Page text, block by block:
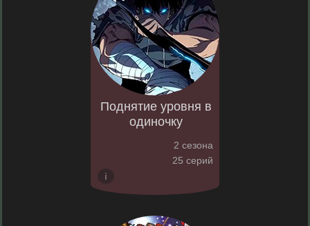
Поднятие уровня в
одиночку
2 сезона
25 серий